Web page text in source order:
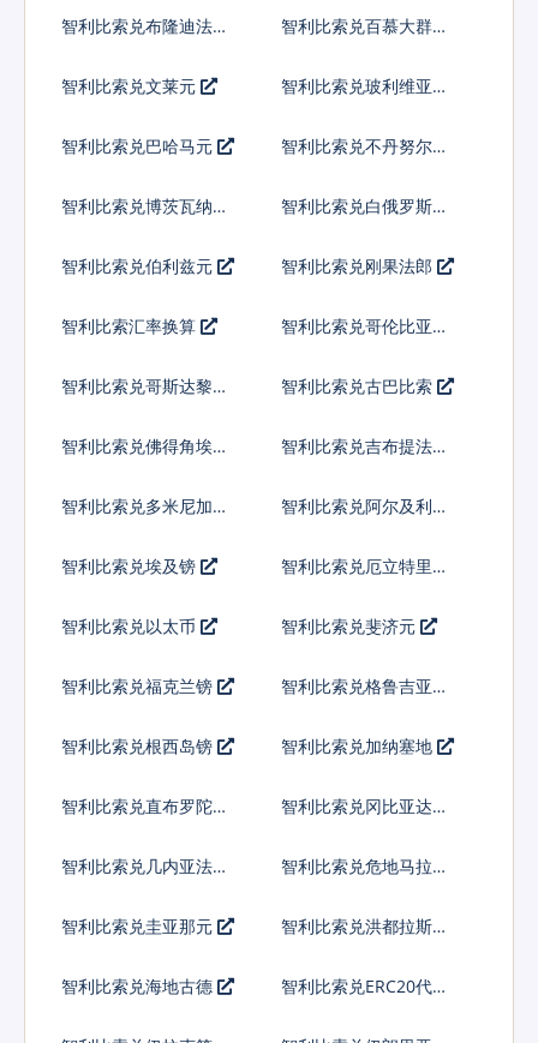
智利比索兑布隆迪法郎
智利比索兑百慕大群岛
智利比索兑文莱元 智利比索兑玻利维亚诺
智利比索兑巴哈马元
智利比索兑不丹努尔特
智利比索兑博茨瓦纳普
智利比索兑白俄罗斯卢
智利比索兑伯利兹元 智利比索兑刚果法郎
智利比索汇率换算
智利比索兑哥伦比亚比
智利比索兑哥斯达黎加
智利比索兑古巴比索
智利比索兑佛得角埃斯
智利比索兑吉布提法郎
智利比索兑多米尼加比
智利比索兑阿尔及利亚
智利比索兑埃及镑
智利比索兑厄立特里亚
智利比索兑以太币 智利比索兑斐济元
智利比索兑福克兰镑
智利比索兑格鲁吉亚拉
智利比索兑根西岛镑 智利比索兑加纳塞地
智利比索兑直布罗陀镑
智利比索兑冈比亚达拉
智利比索兑几内亚法郎
智利比索兑危地马拉格
智利比索兑圭亚那元
智利比索兑洪都拉斯伦
智利比索兑海地古德 智利比索兑ERC20代币